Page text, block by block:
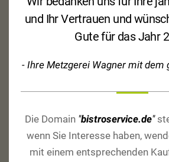
Mascarponequarkcrème mit
2,80€
Produkt enthält: 1Portion
und Ihr Vertrauen und
Gute für das Jahr
- Ihre Metzgerei Wagner mit dem
Die Domain "bistroservice.de"
wenn Sie Interesse haben,
mit einem entsprechenden